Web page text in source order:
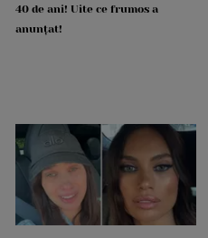
40 de ani! Uite ce frumos a
anunțat!